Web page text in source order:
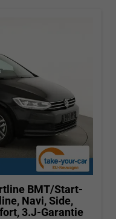
BMT/Start-
Navi, Side,
3.J-Garantie